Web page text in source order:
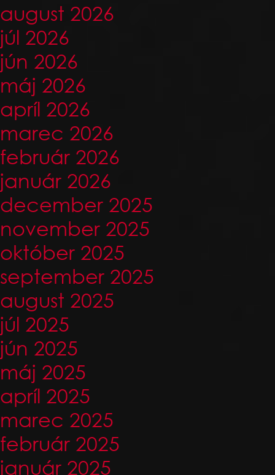
august 2026
júl 2026
jún 2026
máj 2026
apríl 2026
marec 2026
február 2026
január 2026
december 2025
november 2025
október 2025
september 2025
august 2025
júl 2025
jún 2025
máj 2025
apríl 2025
marec 2025
február 2025
január 2025